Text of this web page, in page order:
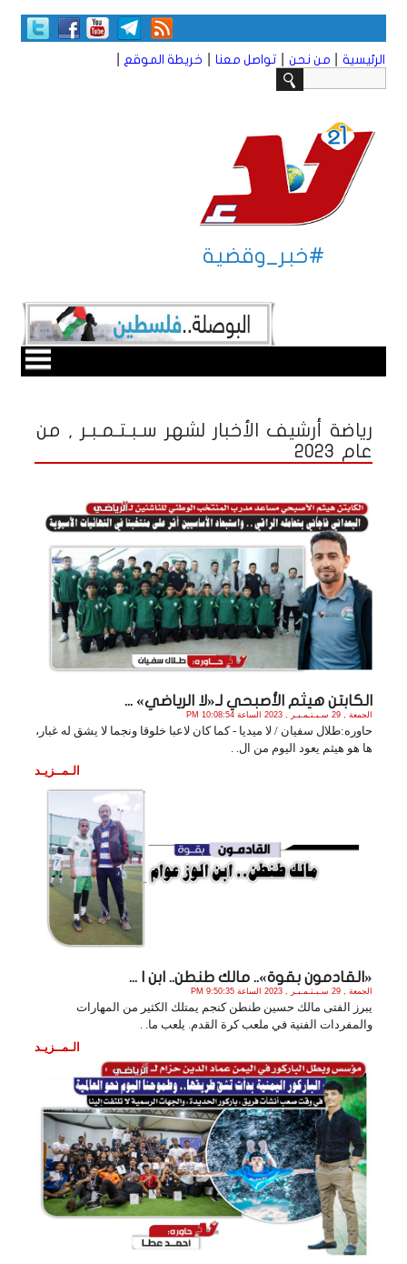
الرئيسية من نحن تواصل معنا خريطة الموقع
#خبر_وقضية
رياضة أرشيف الأخبار لشهر سـبـتـمـبـر , من
عام 2023
الكابتن هيثم الأصبحي لـ«لا الرياضي» ...
الجمعة , 29 سـبـتـمـبـر , 2023 الساعة 10:08:54 PM
حاوره:طلال سفيان / لا ميديا - كما كان لاعبا خلوقا ونجما لا يشق له غبار،
ها هو هيثم يعود اليوم من ال. .
الـمــزيـد
«القادمون بقوة».. مالك طنطن.. ابن ا ...
الجمعة , 29 سـبـتـمـبـر , 2023 الساعة 9:50:35 PM
يبرز الفتى مالك حسين طنطن كنجم يمتلك الكثير من المهارات
والمفردات الفنية في ملعب كرة القدم. يلعب ما. .
الـمــزيـد